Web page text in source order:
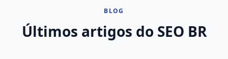
BLOG
Últimos artigos do SEO BR